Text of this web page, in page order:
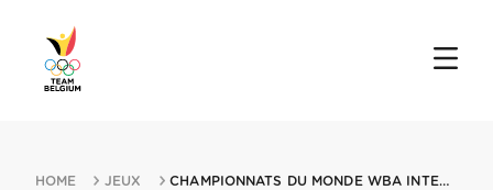
HOME JEUX CHAMPIONNATS DU MONDE WBA INTERNATIONAL 23092017 BRUSSELS